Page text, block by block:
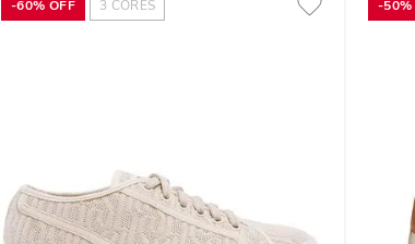
-60% OFF 3 CORES -50%